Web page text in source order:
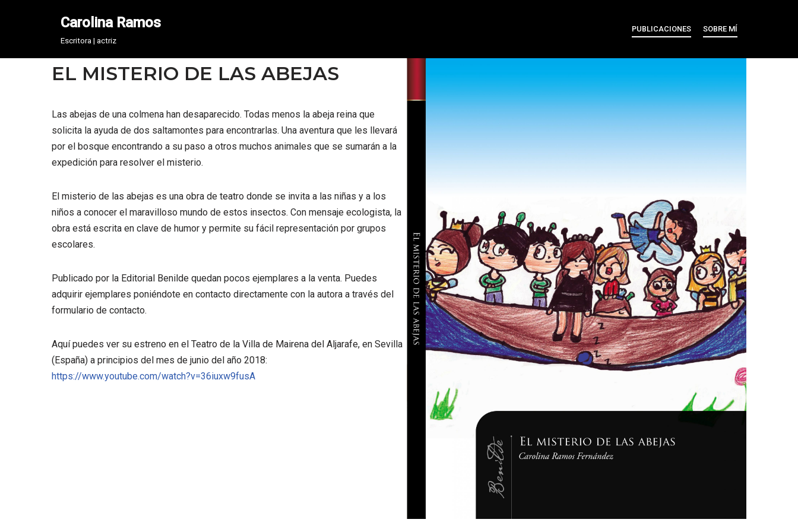
Carolina Ramos
Escritora | actriz
PUBLICACIONES SOBRE MÍ
EL MISTERIO DE LAS ABEJAS
Las abejas de una colmena han desaparecido. Todas menos la abeja reina que
solicita la ayuda de dos saltamontes para encontrarlas. Una aventura que les llevará
por el bosque encontrando a su paso a otros muchos animales que se sumarán a la
expedición para resolver el misterio.
El misterio de las abejas es una obra de teatro donde se invita a las niñas y a los
niños a conocer el maravilloso mundo de estos insectos. Con mensaje ecologista, la
obra está escrita en clave de humor y permite su fácil representación por grupos
escolares.
Publicado por la Editorial Benilde quedan pocos ejemplares a la venta. Puedes
adquirir ejemplares poniéndote en contacto directamente con la autora a través del
formulario de contacto.
Aquí puedes ver su estreno en el Teatro de la Villa de Mairena del Aljarafe, en Sevilla
(España) a principios del mes de junio del año 2018:
https://www.youtube.com/watch?v=36iuxw9fusA